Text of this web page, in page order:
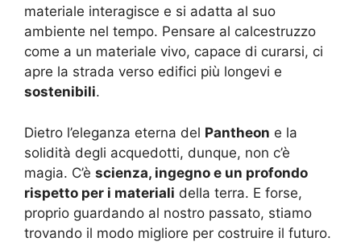
materiale interagisce e si adatta al suo
ambiente nel tempo. Pensare al calcestruzzo
come a un materiale vivo, capace di curarsi, ci
apre la strada verso edifici più longevi e
sostenibili.
Dietro l’eleganza eterna del Pantheon e la
solidità degli acquedotti, dunque, non c’è
magia. C’è scienza, ingegno e un profondo
rispetto per i materiali della terra. E forse,
proprio guardando al nostro passato, stiamo
trovando il modo migliore per costruire il futuro.